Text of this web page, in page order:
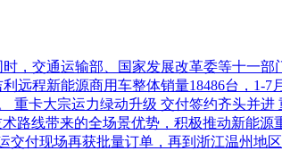
，交通运输部、国家发展改革委等十一
程新能源商用车整体销量18486台，1-7
卡大宗运力绿动升级 交付签约齐头并进
路线带来的全场景优势，积极推动新能
付现场再获批量订单，再到浙江温州地